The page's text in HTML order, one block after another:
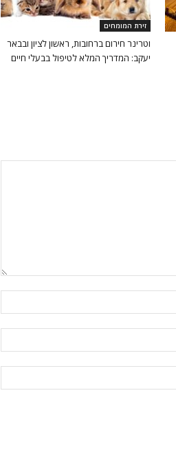
זירת המומחים
וטרינר חירום ברחובות, ראשון לציון ובבאר
יעקב: המדריך המלא לטיפול בבעלי חיים